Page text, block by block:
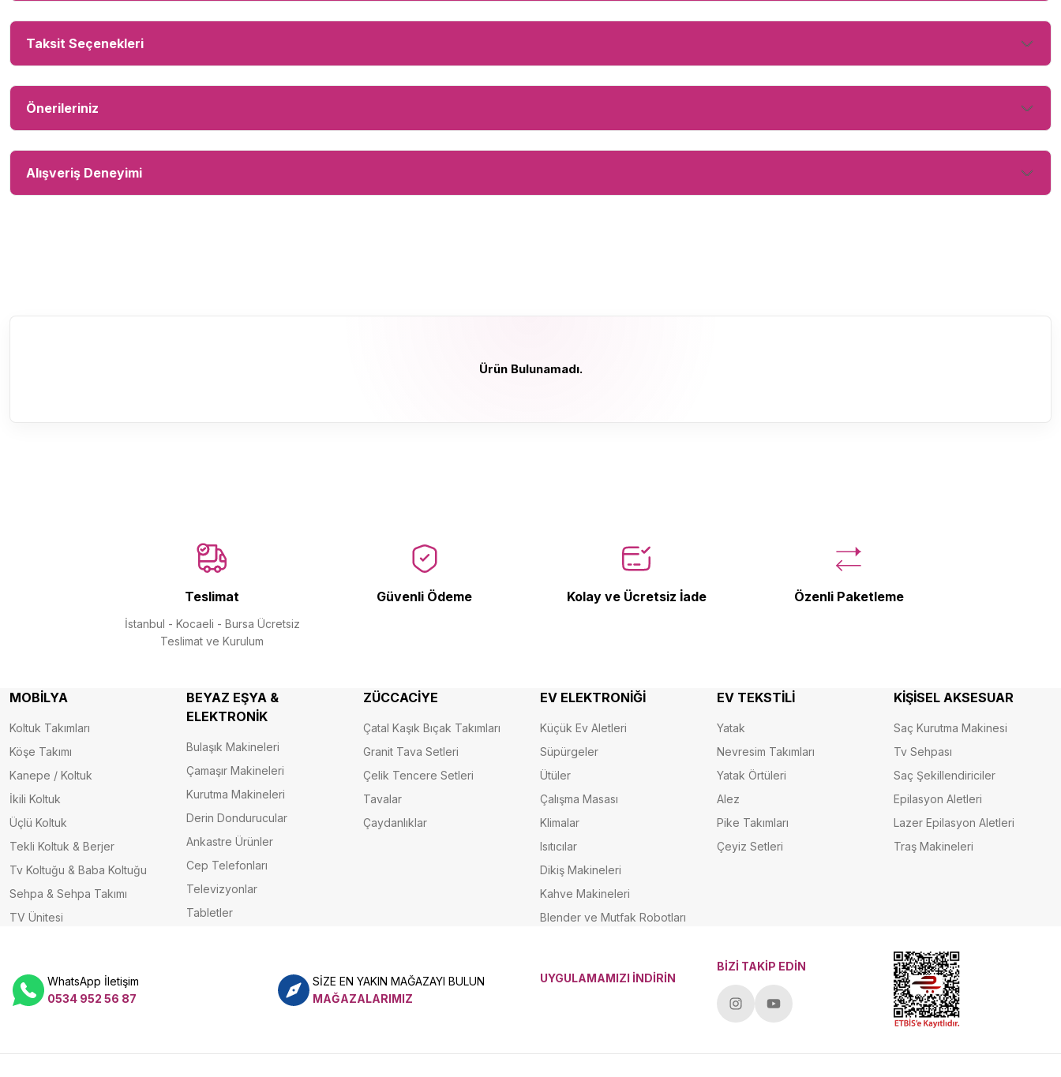
Taksit Seçenekleri
Önerileriniz
Alışveriş Deneyimi
Ürün Bulunamadı.
Teslimat
İstanbul - Kocaeli - Bursa Ücretsiz
Teslimat ve Kurulum
Güvenli Ödeme Kolay ve Ücretsiz İade Özenli Paketleme
MOBİLYA
Koltuk Takımları
Köşe Takımı
Kanepe / Koltuk
İkili Koltuk
Üçlü Koltuk
Tekli Koltuk & Berjer
Tv Koltuğu & Baba Koltuğu
Sehpa & Sehpa Takımı
TV Ünitesi
BEYAZ EŞYA &
ELEKTRONİK
Bulaşık Makineleri
Çamaşır Makineleri
Kurutma Makineleri
Derin Dondurucular
Ankastre Ürünler
Cep Telefonları
Televizyonlar
Tabletler
ZÜCCACİYE
Çatal Kaşık Bıçak Takımları
Granit Tava Setleri
Çelik Tencere Setleri
Tavalar
Çaydanlıklar
EV ELEKTRONİĞİ
Küçük Ev Aletleri
Süpürgeler
Ütüler
Çalışma Masası
Klimalar
Isıtıcılar
Dikiş Makineleri
Kahve Makineleri
Blender ve Mutfak Robotları
EV TEKSTİLİ
Yatak
Nevresim Takımları
Yatak Örtüleri
Alez
Pike Takımları
Çeyiz Setleri
KİŞİSEL AKSESUAR
Saç Kurutma Makinesi
Tv Sehpası
Saç Şekillendiriciler
Epilasyon Aletleri
Lazer Epilasyon Aletleri
Traş Makineleri
WhatsApp İletişim
0534 952 56 87
SİZE EN YAKIN MAĞAZAYI BULUN
MAĞAZALARIMIZ
UYGULAMAMIZI İNDİRİN
BİZİ TAKİP EDİN